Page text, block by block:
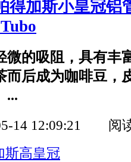
得加斯小皇冠铝
微的吸阻，具有丰
而后成为咖啡豆，
...
14 12:09:21 阅